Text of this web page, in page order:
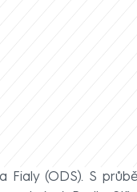
Fialy (ODS). S